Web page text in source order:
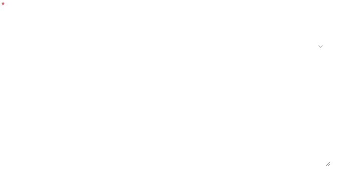
*